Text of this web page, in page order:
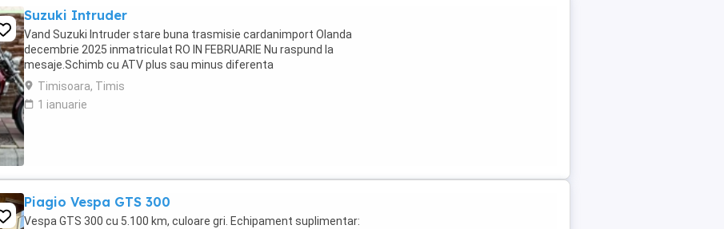
Suzuki Intruder
Vand Suzuki Intruder stare buna trasmisie cardanimport Olanda
decembrie 2025 inmatriculat RO IN FEBRUARIE Nu raspund la
mesaje.Schimb cu ATV plus sau minus diferenta
Timisoara, Timis
1 ianuarie
Piagio Vespa GTS 300
Vespa GTS 300 cu 5.100 km, culoare gri. Echipament suplimentar: